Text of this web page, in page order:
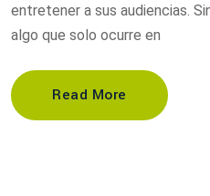
entretener a sus audiencias.
algo que solo ocurre en
Read More